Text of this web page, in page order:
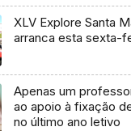
XLV Explore Santa
arranca esta sexta-
Apenas um
ao apoio à fixação
no último ano letivo